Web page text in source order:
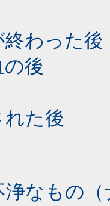
終わった後
の後
れた後
なもの